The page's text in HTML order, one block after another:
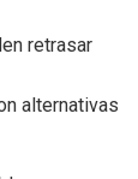
retrasar
alternativas